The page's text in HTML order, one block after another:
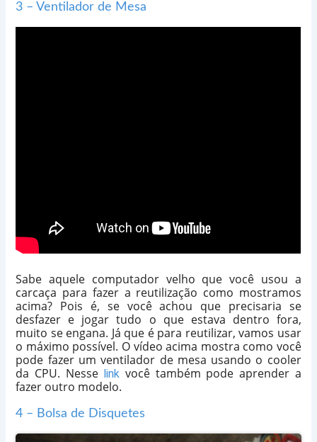
3 – Ventilador de Mesa
Sabe aquele computador velho que você usou a
carcaça para fazer a reutilização como mostramos
acima? Pois é, se você achou que precisaria se
desfazer e jogar tudo o que estava dentro fora,
muito se engana. Já que é para reutilizar, vamos usar
o máximo possível. O vídeo acima mostra como você
pode fazer um ventilador de mesa usando o cooler
da CPU. Nesselink você também pode aprender a
fazer outro modelo.
4 – Bolsa de Disquetes